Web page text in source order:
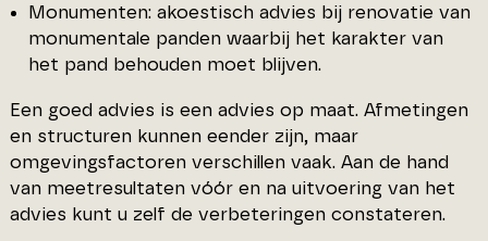
Monumenten: akoestisch advies bij renovatie van
monumentale panden waarbij het karakter van
het pand behouden moet blijven.
Een goed advies is een advies op maat. Afmetingen
en structuren kunnen eender zijn, maar
omgevingsfactoren verschillen vaak. Aan de hand
van meetresultaten vóór en na uitvoering van het
advies kunt u zelf de verbeteringen constateren.